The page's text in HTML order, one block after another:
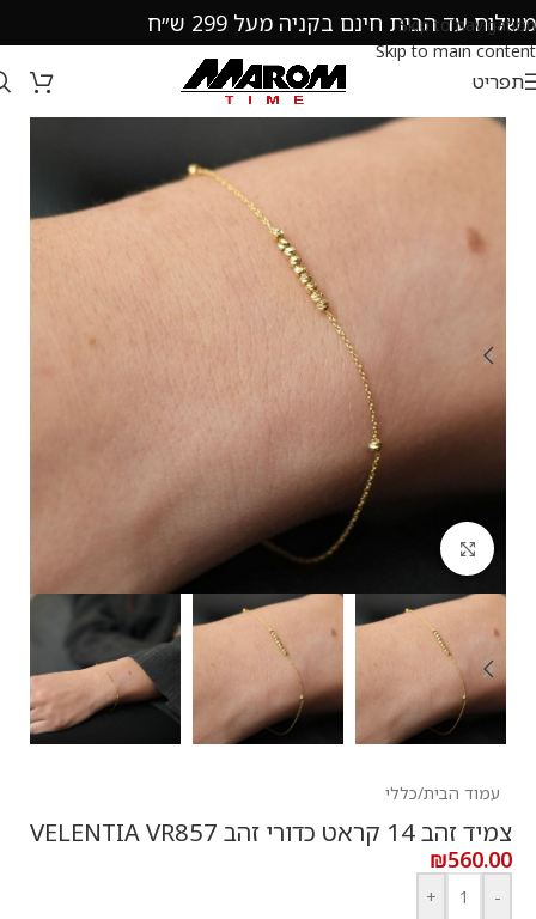
Skip to navigation
Skip to main content
משלוח עד הבית חינם בקניה מעל 299 ש״ח
תפריט
עמוד הבית/כללי
צמיד זהב 14 קראט כדורי זהב VELENTIA VR857
₪560.00
-
+
לחץ להגדלה